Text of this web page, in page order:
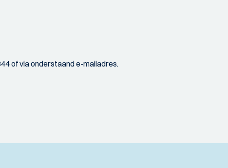
of via onderstaand e-mailadres.